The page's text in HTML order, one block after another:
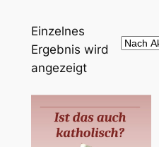
Einzelnes
Ergebnis wird
angezeigt